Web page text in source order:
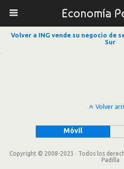
Economía
Volver a ING vende su negocio de
Sur
Volver
Móvil
Copyright © 2008-2023 · Todos los
Padilla